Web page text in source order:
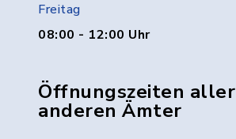
Freitag
08:00 - 12:00 Uhr
Öffnungszeiten aller
anderen Ämter